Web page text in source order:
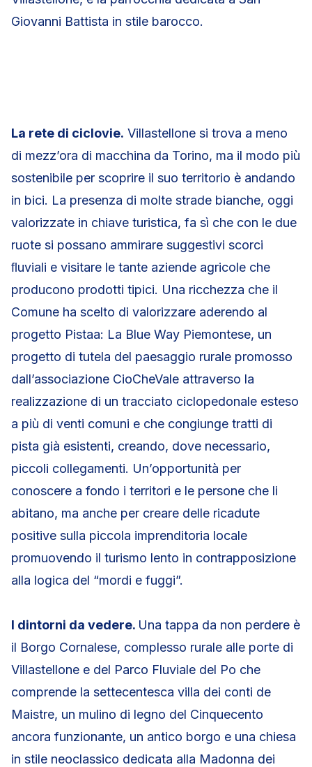
Giovanni Battista in stile barocco.
La rete di ciclovie. Villastellone si trova a meno
di mezz’ora di macchina da Torino, ma il modo più
sostenibile per scoprire il suo territorio è andando
in bici. La presenza di molte strade bianche, oggi
valorizzate in chiave turistica, fa sì che con le due
ruote si possano ammirare suggestivi scorci
ﬂuviali e visitare le tante aziende agricole che
producono prodotti tipici. Una ricchezza che il
Comune ha scelto di valorizzare aderendo al
progetto Pistaa: La Blue Way Piemontese, un
progetto di tutela del paesaggio rurale promosso
dall’associazione CioCheVale attraverso la
realizzazione di un tracciato ciclopedonale esteso
a più di venti comuni e che congiunge tratti di
pista già esistenti, creando, dove necessario,
piccoli collegamenti. Un’opportunità per
conoscere a fondo i territori e le persone che li
abitano, ma anche per creare delle ricadute
positive sulla piccola imprenditoria locale
promuovendo il turismo lento in contrapposizione
alla logica del “mordi e fuggi”.
I dintorni da vedere. Una tappa da non perdere è
il Borgo Cornalese, complesso rurale alle porte di
Villastellone e del Parco Fluviale del Po che
comprende la settecentesca villa dei conti de
Maistre, un mulino di legno del Cinquecento
ancora funzionante, un antico borgo e una chiesa
in stile neoclassico dedicata alla Madonna dei